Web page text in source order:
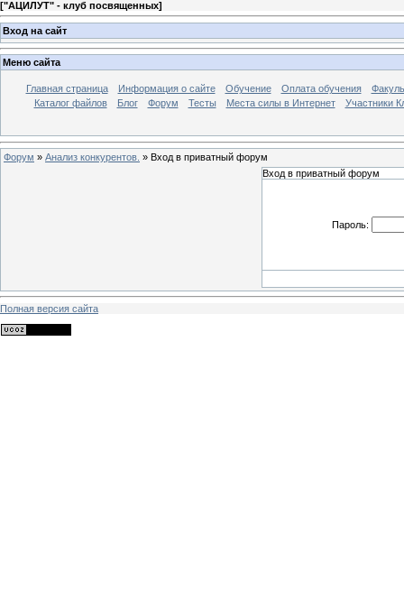
["АЦИЛУТ" - клуб посвященных]
Вход на сайт
Меню сайта
Главная страница Информация о сайте Обучение Оплата обучения
Каталог файлов
Блог Форум Тесты Места силы в Интернет Участники
Форум » Анализ конкурентов. » Вход в приватный форум
Вход в приватный форум
Пароль:
Полная версия сайта